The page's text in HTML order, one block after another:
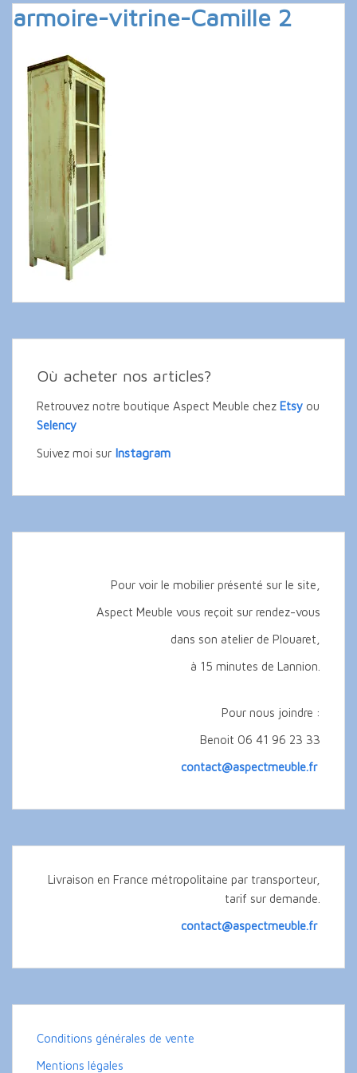
armoire-vitrine-Camille 2
Où acheter nos articles?
Retrouvez notre boutique Aspect Meuble chez Etsy ou
Selency
Suivez moi sur Instagram
Pour voir le mobilier présenté sur le site,
Aspect Meuble vous reçoit sur rendez-vous
dans son atelier de Plouaret,
à 15 minutes de Lannion.
Pour nous joindre :
Benoit 06 41 96 23 33
contact@aspectmeuble.fr
Livraison en France métropolitaine par transporteur,
tarif sur demande.
contact@aspectmeuble.fr
Conditions générales de vente
Mentions légales